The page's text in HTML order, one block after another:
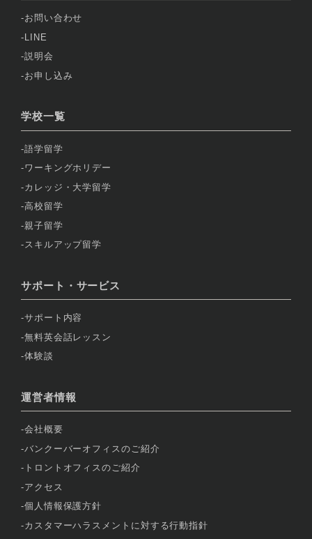
お問い合わせ
LINE
説明会
お申し込み
学校一覧
語学留学
ワーキングホリデー
カレッジ・大学留学
高校留学
親子留学
スキルアップ留学
サポート・サービス
サポート内容
無料英会話レッスン
体験談
運営者情報
会社概要
バンクーバーオフィスのご紹介
トロントオフィスのご紹介
アクセス
個人情報保護方針
カスタマーハラスメントに対する行動指針